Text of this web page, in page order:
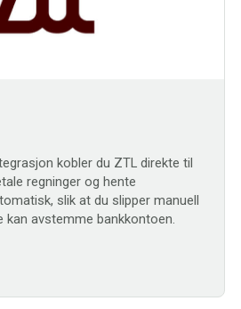
kobler du ZTL direkte til
regninger og hente
slik at du slipper manuell
kan avstemme bankkontoen.